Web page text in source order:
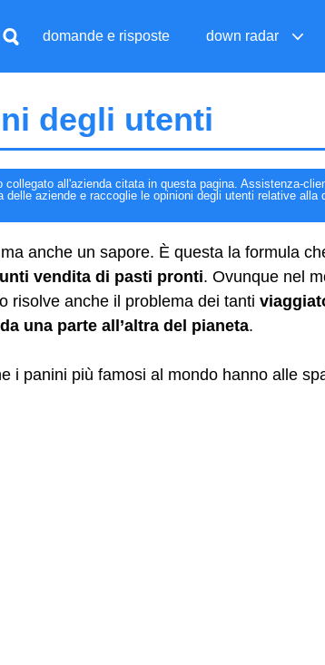
domande e risposte down radar
degli utenti
collegato all'azienda citata in questa pagina. Assistenza-
aziende e raccoglie le opinioni degli utenti relative alla
anche un sapore. È questa la formula
vendita di pasti pronti. Ovunque nel
risolve anche il problema dei tanti
una parte all’altra del pianeta.
i panini più famosi al mondo hanno alle